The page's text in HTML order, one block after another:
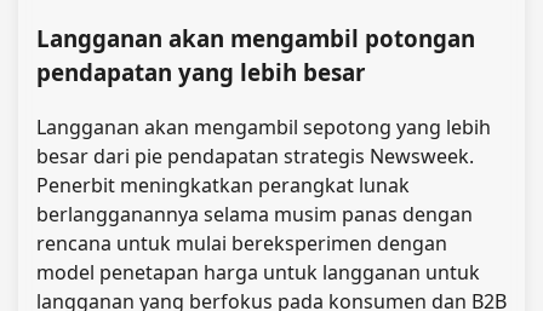
Langganan akan mengambil potongan
pendapatan yang lebih besar
Langganan akan mengambil sepotong yang lebih
besar dari pie pendapatan strategis Newsweek.
Penerbit meningkatkan perangkat lunak
berlangganannya selama musim panas dengan
rencana untuk mulai bereksperimen dengan
model penetapan harga untuk langganan untuk
langganan yang berfokus pada konsumen dan B2B